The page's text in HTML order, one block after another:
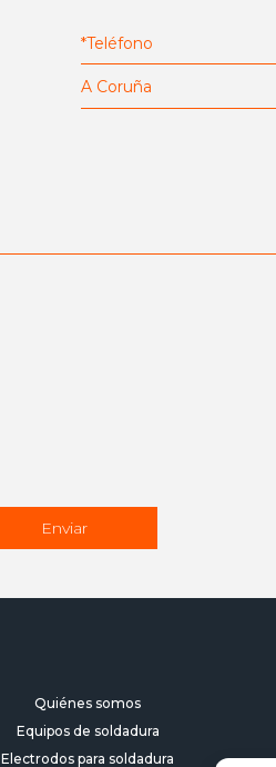
Quiénes somos
Equipos de soldadura
Electrodos para soldadura